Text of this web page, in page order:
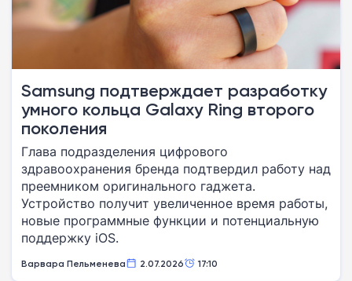
Samsung подтверждает разработку
умного кольца Galaxy Ring второго
поколения
Глава подразделения цифрового
здравоохранения бренда подтвердил работу над
преемником оригинального гаджета.
Устройство получит увеличенное время работы,
новые программные функции и потенциальную
поддержку iOS.
Варвара Пельменева 2.07.2026 17:10